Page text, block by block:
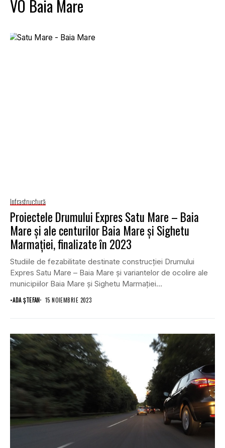
VO Baia Mare
Infrastructură
Proiectele Drumului Expres Satu Mare – Baia
Mare și ale centurilor Baia Mare și Sighetu
Marmației, finalizate în 2023
Studiile de fezabilitate destinate construcției Drumului
Expres Satu Mare – Baia Mare și variantelor de ocolire ale
municipiilor Baia Mare și Sighetu Marmației...
•ADA ȘTEFAN 15 NOIEMBRIE 2023